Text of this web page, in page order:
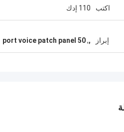
اكتب 110 إدك
إبراز ,
,
50 port voice patch panel